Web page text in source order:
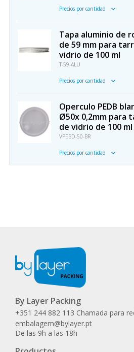
Precios por cantidad
Tapa aluminio de
de 59 mm para
vidrio de 100 ml
T-59-ALU
Precios por cantidad
Operculo PEDB
Ø50x 0,2mm para
de vidrio de 100 ml
VPEBD-50-BR
Precios por cantidad
By Layer Packing
+351 244 882 113 Chamada para
embalagem@bylayer.pt
De las 9h a las 18h